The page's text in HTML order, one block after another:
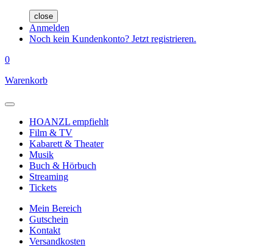
close
Anmelden
Noch kein Kundenkonto? Jetzt registrieren.
0
Warenkorb
HOANZL empfiehlt
Film & TV
Kabarett & Theater
Musik
Buch & Hörbuch
Streaming
Tickets
Mein Bereich
Gutschein
Kontakt
Versandkosten